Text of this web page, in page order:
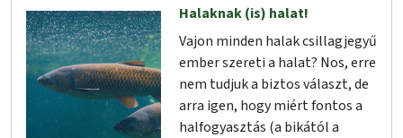
Halaknak (is) halat!
Vajon minden halak csillagjegyű
ember szereti a halat? Nos, erre
nem tudjuk a biztos választ, de
arra igen, hogy miért fontos a
halfogyasztás (a bikától a